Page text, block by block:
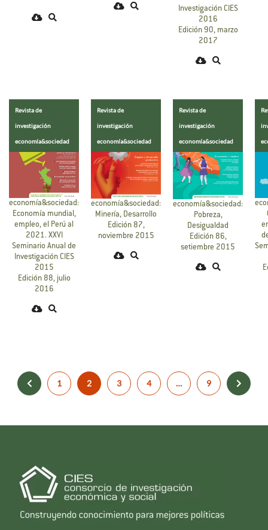
Investigación CIES
2016
Edición 90, marzo
2017
Revista de
investigación
economía&sociedad
economía&sociedad:
Economía mundial,
empleo, el Perú al
2021. XXVI
Seminario Anual de
Investigación CIES
2015
Edición 88, julio
2016
Revista de
investigación
economía&sociedad
economía&sociedad:
Minería, Desarrollo
Edición 87,
noviembre 2015
Revista de
investigación
economía&sociedad
economía&sociedad:
Pobreza,
Desigualdad
Edición 86,
setiembre 2015
1 2 3 4 … 9